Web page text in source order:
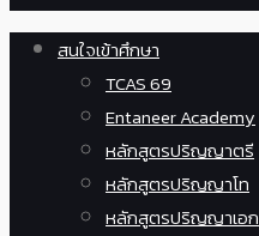
สนใจเข้าศึกษา
TCAS 69
Entaneer Academy
หลักสูตรปริญญาตรี
หลักสูตรปริญญาโท
หลักสูตรปริญญาเอก